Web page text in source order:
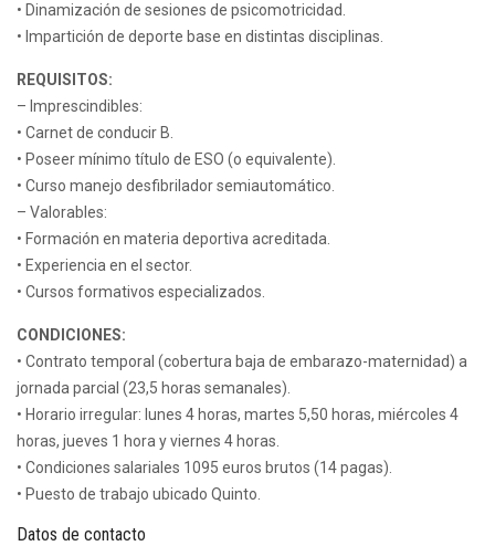
• Dinamización de sesiones de psicomotricidad.
• Impartición de deporte base en distintas disciplinas.
REQUISITOS:
– Imprescindibles:
• Carnet de conducir B.
• Poseer mínimo título de ESO (o equivalente).
• Curso manejo desfibrilador semiautomático.
– Valorables:
• Formación en materia deportiva acreditada.
• Experiencia en el sector.
• Cursos formativos especializados.
CONDICIONES:
• Contrato temporal (cobertura baja de embarazo-maternidad) a
jornada parcial (23,5 horas semanales).
• Horario irregular: lunes 4 horas, martes 5,50 horas, miércoles 4
horas, jueves 1 hora y viernes 4 horas.
• Condiciones salariales 1095 euros brutos (14 pagas).
• Puesto de trabajo ubicado Quinto.
Datos de contacto